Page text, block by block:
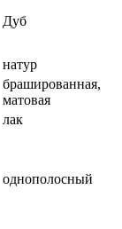
Дуб
натур
брашированная,
матовая
лак
однополосный